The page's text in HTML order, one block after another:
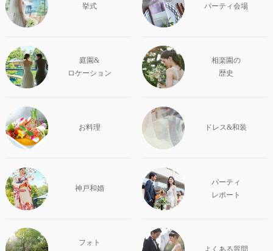
挙式 パーティ会場
庭園&
ロケーション
相楽園の
歴史
お料理 ドレス&和装
神戸和婚
パーティ
レポート
フォト
よくある質問